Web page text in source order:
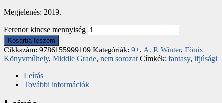
Megjelenés: 2019.
Ferenor kincse mennyiség
Kosárba teszem
Cikkszám: 9786155999109 Kategóriák: 9+, A. P. Winter, Főnix
Könyvműhely, Middle Grade, nem sorozat Címkék: fantasy, ifjúsági
Leírás
További információk